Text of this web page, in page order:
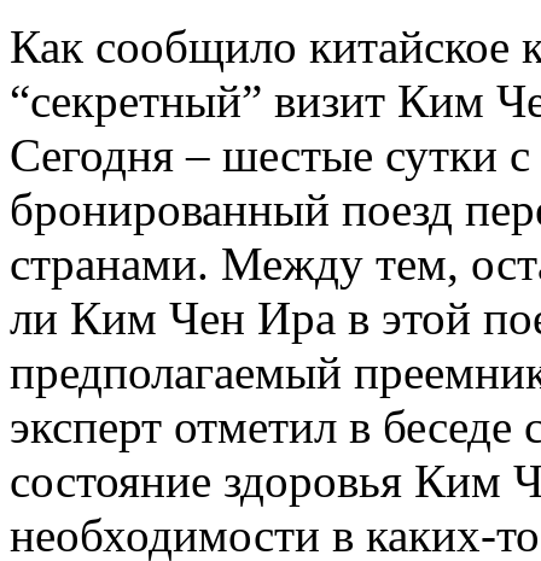
Как сообщило китайское
“секретный” визит Ким
Сегодня – шестые сутки с
бронированный поезд
странами. Между тем,
ли Ким Чен Ира в этой
предполагаемый
эксперт отметил в
состояние здоровья Ким
необходимости в каких-